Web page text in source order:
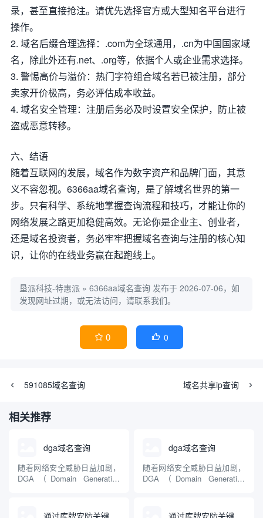
录，甚至直接抢注。请优先选择官方或大型知名平台进行
操作。
2. 域名后缀合理选择：.com为全球通用，.cn为中国国家域
名，除此外还有.net、.org等，依据个人或企业需求选择。
3. 警惕高价与溢价：热门字符组合域名若已被注册，部分
卖家开价极高，务必评估成本收益。
4. 域名安全管理：注册后务必及时设置安全保护，防止被
盗或恶意转移。
六、结语
随着互联网的发展，域名作为数字资产和品牌门面，其意
义不容忽视。6366aa域名查询，是了解域名世界的第一
步。只有科学、系统地掌握查询流程和技巧，才能让你的
网络发展之路更加稳健高效。无论你是企业主、创业者，
还是域名投资者，务必牢牢把握域名查询与注册的核心知
识，让你的在线业务赢在起跑线上。
垦派科技-特惠派 » 6366aa域名查询 发布于 2026-07-06，如
发现网址过期，或无法访问，请联系我们。
 0  0
591085域名查询 域名共享ip查询
相关推荐
dga域名查询
随着网络安全威胁日益加剧，
DGA（Domain Generation
与封锁的常见手段。DGA域名
dga域名查询
随着网络安全威胁日益加剧，
DGA（Domain Generation
与封锁的常见手段。DGA域名